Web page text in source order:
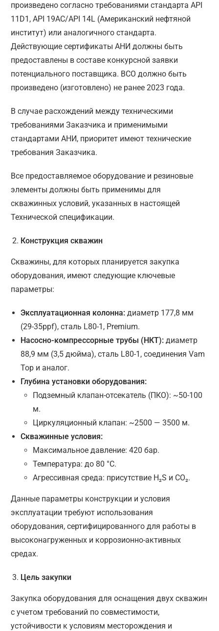
произведено согласно требованиями стандарта API
11D1, API 19AC/API 14L (Американский нефтяной
институт) или аналогичного стандарта.
Действующие сертификаты АНИ должны быть
предоставлены в составе конкурсной заявки
потенциального поставщика. ВСО должно быть
произведено (изготовлено) не ранее 2023 года.
В случае расхождений между техническими
требованиями Заказчика и применимыми
стандартами АНИ, приоритет имеют технические
требования Заказчика.
Все предоставляемое оборудование и резиновые
элементы должны быть применимы для
скважинных условий, указанных в настоящей
Технической спецификации.
Конструкция скважин
Скважины, для которых планируется закупка
оборудования, имеют следующие ключевые
параметры:
Эксплуатационная колонна: диаметр 177,8 мм
(29-35ppf), сталь L80-1, Premium.
Насосно-компрессорные трубы (НКТ): диаметр
88,9 мм (3,5 дюйма), сталь L80-1, соединения Vam
Top и аналог.
Глубина установки оборудования:
Подземный клапан-отсекатель (ПКО): ~50-100
м.
Циркуляционный клапан: ~2500 — 3500 м.
Скважинные условия:
Максимальное давление: 420 бар.
Температура: до 80 °C.
Агрессивная среда: присутствие H₂S и CO₂.
Данные параметры конструкции и условия
эксплуатации требуют использования
оборудования, сертифицированного для работы в
высоконагруженных и коррозионно-активных
средах.
Цель закупки
Закупка оборудования для оснащения двух скважин
с учетом требований по совместимости,
устойчивости к условиям месторождения и